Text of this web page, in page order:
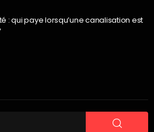
: qui paye lorsqu’une canalisation est